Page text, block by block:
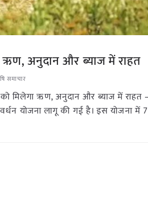
अनुदान और ब्याज में राहत
समाचार
मिलेगा ऋण, अनुदान और ब्याज में राहत
योजना लागू की गई है। इस योजना में